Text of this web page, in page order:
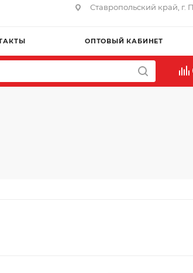
Ставропольский край, г.
ОПТОВЫЙ КАБИНЕТ